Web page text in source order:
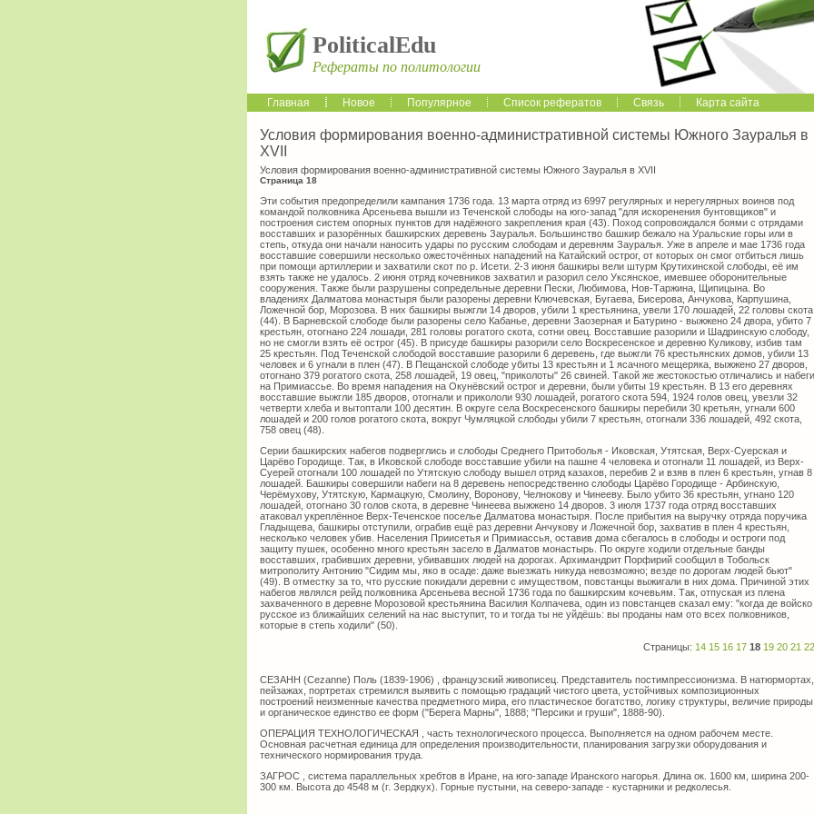
PoliticalEdu
Рефераты по политологии
Главная Новое Популярное Список рефератов Связь Карта сайта
Условия формирования военно-административной системы Южного Зауралья в
XVII
Условия формирования военно-административной системы Южного Зауралья в XVII
Страница 18
Эти события предопределили кампания 1736 года. 13 марта отряд из 6997 регулярных и нерегулярных воинов под
командой полковника Арсеньева вышли из Теченской слободы на юго-запад "для искоренения бунтовщиков" и
построения систем опорных пунктов для надёжного закрепления края (43). Поход сопровождался боями с отрядами
восставших и разорённых башкирских деревень Зауралья. Большинство башкир бежало на Уральские горы или в
степь, откуда они начали наносить удары по русским слободам и деревням Зауралья. Уже в апреле и мае 1736 года
восставшие совершили несколько ожесточённых нападений на Катайский острог, от которых он смог отбиться лишь
при помощи артиллерии и захватили скот по р. Исети. 2-3 июня башкиры вели штурм Крутихинской слободы, её им
взять также не удалось. 2 июня отряд кочевников захватил и разорил село Уксянское, имевшее оборонительные
сооружения. Также были разрушены сопредельные деревни Пески, Любимова, Нов-Таржина, Щипицына. Во
владениях Далматова монастыря были разорены деревни Ключевская, Бугаева, Бисерова, Анчукова, Карпушина,
Ложечной бор, Морозова. В них башкиры выжгли 14 дворов, убили 1 крестьянина, увели 170 лошадей, 22 головы скота
(44). В Барневской слободе были разорены село Кабанье, деревни Заозерная и Батурино - выжжено 24 двора, убито 7
крестьян, отогнано 224 лошади, 281 головы рогатого скота, сотни овец. Восставшие разорили и Шадринскую слободу,
но не смогли взять её острог (45). В присуде башкиры разорили село Воскресенское и деревню Куликову, избив там
25 крестьян. Под Теченской слободой восставшие разорили 6 деревень, где выжгли 76 крестьянских домов, убили 13
человек и 6 угнали в плен (47). В Пещанской слободе убиты 13 крестьян и 1 ясачного мещеряка, выжжено 27 дворов,
отогнано 379 рогатого скота, 258 лошадей, 19 овец, "приколоты" 26 свиней. Такой же жестокостью отличались и набеги
на Примиассье. Во время нападения на Окунёвский острог и деревни, были убиты 19 крестьян. В 13 его деревнях
восставшие выжгли 185 дворов, отогнали и прикололи 930 лошадей, рогатого скота 594, 1924 голов овец, увезли 32
четверти хлеба и вытоптали 100 десятин. В округе села Воскресенского башкиры перебили 30 кретьян, угнали 600
лошадей и 200 голов рогатого скота, вокруг Чумляцкой слободы убили 7 крестьян, отогнали 336 лошадей, 492 скота,
758 овец (48).
Серии башкирских набегов подверглись и слободы Среднего Притоболья - Иковская, Утятская, Верх-Суерская и
Царёво Городище. Так, в Иковской слободе восставшие убили на пашне 4 человека и отогнали 11 лошадей, из Верх-
Суерей отогнали 100 лошадей по Утятскую слободу вышел отряд казахов, перебив 2 и взяв в плен 6 крестьян, угнав 8
лошадей. Башкиры совершили набеги на 8 деревень непосредственно слободы Царёво Городище - Арбинскую,
Черёмухову, Утятскую, Кармацкую, Смолину, Воронову, Челнокову и Чинееву. Было убито 36 крестьян, угнано 120
лошадей, отогнано 30 голов скота, в деревне Чинеева выжжено 14 дворов. 3 июля 1737 года отряд восставших
атаковал укреплённое Верх-Теченское поселье Далматова монастыря. После прибытия на выручку отряда поручика
Гладыщева, башкиры отступили, ограбив ещё раз деревни Анчукову и Ложечной бор, захватив в плен 4 крестьян,
несколько человек убив. Населения Приисетья и Примиассья, оставив дома сбегалось в слободы и остроги под
защиту пушек, особенно много крестьян засело в Далматов монастырь. По округе ходили отдельные банды
восставших, грабивших деревни, убивавших людей на дорогах. Архимандрит Порфирий сообщил в Тобольск
митрополиту Антонию "Сидим мы, яко в осаде: даже выезжать никуда невозможно; везде по дорогам людей бьют"
(49). В отместку за то, что русские покидали деревни с имуществом, повстанцы выжигали в них дома. Причиной этих
набегов являлся рейд полковника Арсеньева весной 1736 года по башкирским кочевьям. Так, отпуская из плена
захваченного в деревне Морозовой крестьянина Василия Колпачева, один из повстанцев сказал ему: "когда де войско
русское из ближайших селений на нас выступит, то и тогда ты не уйдёшь: вы проданы нам ото всех полковников,
которые в степь ходили" (50).
Страницы: 14 15 16 17 18 19 20 21 22
СЕЗАНН (Cezanne) Поль (1839-1906) , французский живописец. Представитель постимпрессионизма. В натюрмортах,
пейзажах, портретах стремился выявить с помощью градаций чистого цвета, устойчивых композиционных
построений неизменные качества предметного мира, его пластическое богатство, логику структуры, величие природы
и органическое единство ее форм ("Берега Марны", 1888; "Персики и груши", 1888-90).
ОПЕРАЦИЯ ТЕХНОЛОГИЧЕСКАЯ , часть технологического процесса. Выполняется на одном рабочем месте.
Основная расчетная единица для определения производительности, планирования загрузки оборудования и
технического нормирования труда.
ЗАГРОС , система параллельных хребтов в Иране, на юго-западе Иранского нагорья. Длина ок. 1600 км, ширина 200-
300 км. Высота до 4548 м (г. Зердкух). Горные пустыни, на северо-западе - кустарники и редколесья.